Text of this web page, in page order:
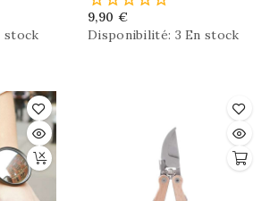
stock
9,90 €
Disponibilité: 3 En stock